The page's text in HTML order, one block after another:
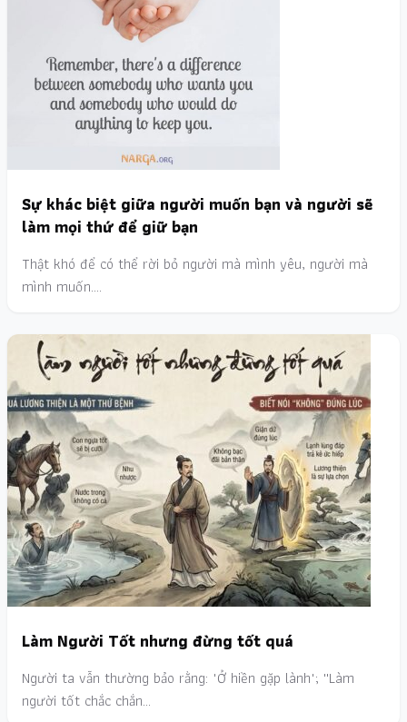
Sự khác biệt giữa người muốn bạn và người sẽ
làm mọi thứ để giữ bạn
Thật khó để có thể rời bỏ người mà mình yêu, người mà
mình muốn.…
Làm Người Tốt nhưng đừng tốt quá
Người ta vẫn thường bảo rằng: "Ở hiền gặp lành"; ''Làm
người tốt chắc chắn…